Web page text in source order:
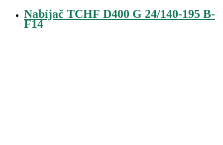
Nabíjač TCHF D400 G 24/140-195 B-
F14